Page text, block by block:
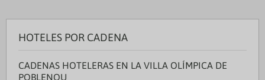
HOTELES POR CADENA
CADENAS HOTELERAS EN LA VILLA OLÍMPICA DE
POBLENOU